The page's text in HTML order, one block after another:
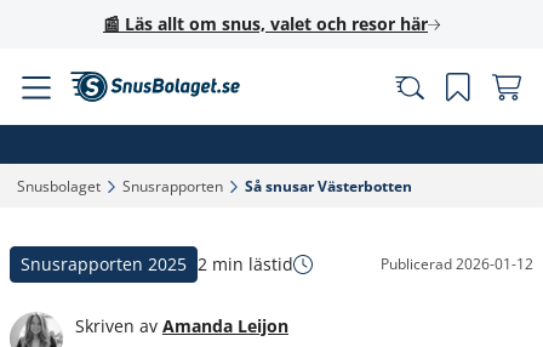
📰 Läs allt om snus, valet och resor här
Snusbolaget‎ Snusrapporten‎ Så snusar Västerbotten‎
Snusrapporten 2025 2 min lästid Publicerad2026-01-12
Skriven av Amanda Leijon